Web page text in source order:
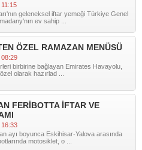
11:15
geleneksel iftar yemeği Türkiye Genel
ev sahip ...
ÖZEL RAMAZAN MENÜSÜ
08:29
birbirine bağlayan Emirates Havayolu,
olarak hazırlad ...
FERİBOTTA İFTAR VE
16:33
ayı boyunca Eskihisar-Yalova arasında
motosiklet, o ...